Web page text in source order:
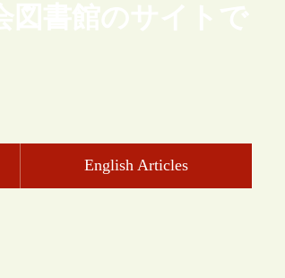
図書館のサイトで
English Articles